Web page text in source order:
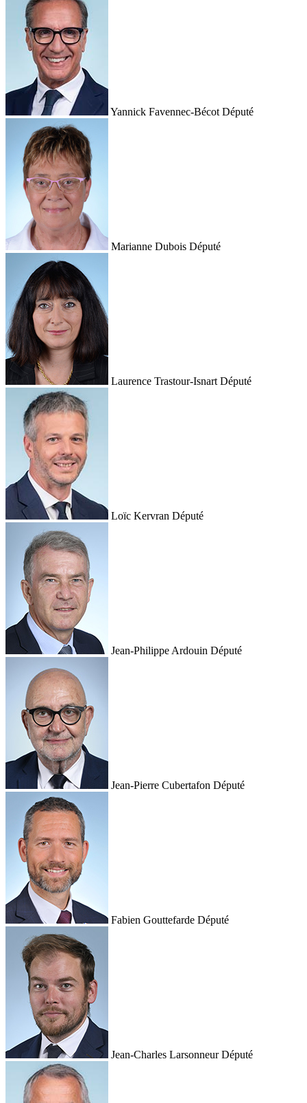
Yannick Favennec-Bécot Député
Marianne Dubois Député
Laurence Trastour-Isnart Député
Loïc Kervran Député
Jean-Philippe Ardouin Député
Jean-Pierre Cubertafon Député
Fabien Gouttefarde Député
Jean-Charles Larsonneur Député